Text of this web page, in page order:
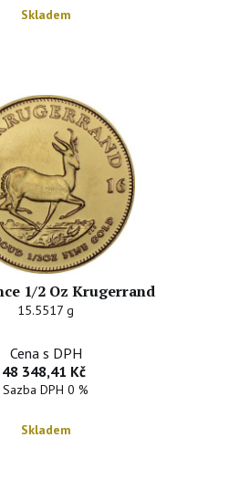
Skladem
1/2 Oz Krugerrand
15.5517 g
Cena s DPH
48 348,41 Kč
Sazba DPH 0 %
Skladem